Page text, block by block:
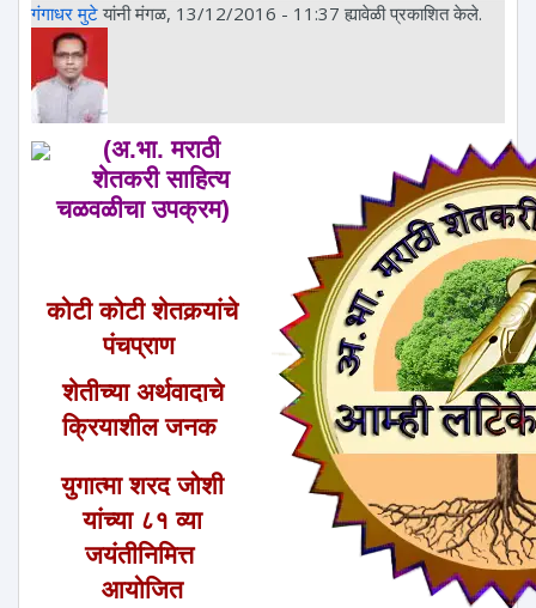
गंगाधर मुटेयांनी मंगळ, 13/12/2016 - 11:37 ह्यावेळी प्रकाशित केले.
(अ.भा. मराठी
शेतकरी साहित्य
चळवळीचा उपक्रम)
कोटी कोटी शेतकर्‍यांचे
पंचप्राण
शेतीच्या अर्थवादाचे
क्रियाशील जनक
युगात्मा शरद जोशी
यांच्या ८१ व्या
जयंतीनिमित्त
आयोजित